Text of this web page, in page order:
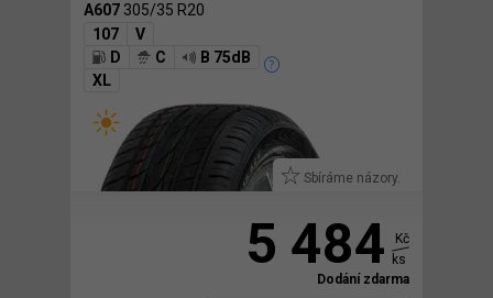
A607 305/35 R20
107
V
D
C
B 75dB
XL
Sbíráme názory.
5 484
Kč
ks
Dodání zdarma